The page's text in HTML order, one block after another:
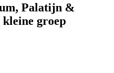
Palatijn &
groep